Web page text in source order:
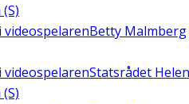
i videospelarenBetty Malmberg
i videospelarenStatsrådet